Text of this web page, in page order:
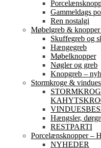
Gammeldags
Ren nostalgi
Møbelgreb &
Skuffegreb og
Hængegreb
Møbelknopper
Nøgler og greb
Knopgreb –
Stormkroge &
Hængsler,
RESTPARTI
Porcelænsknopper –
NYHEDER